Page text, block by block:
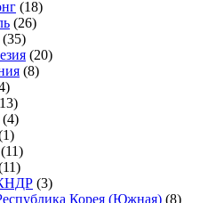
(18)
(26)
(35)
(20)
(8)
(4)
(11)
(3)
Корея (Южная) (8)